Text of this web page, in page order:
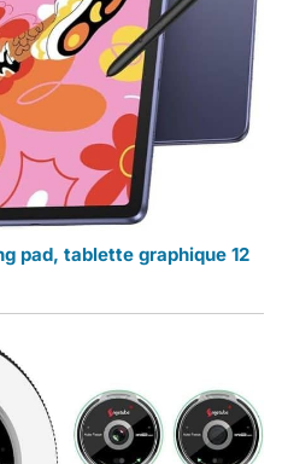
pad, tablette graphique 12